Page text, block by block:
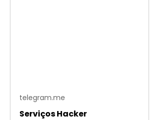
telegram.me
Serviços Hacker